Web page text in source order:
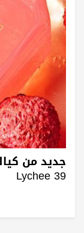
Lychee 39